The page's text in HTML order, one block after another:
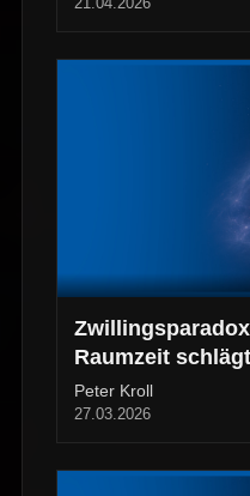
Raumzeit
Peter Kroll
27.03.2026